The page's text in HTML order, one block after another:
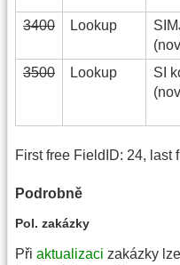
3400 Lookup
3500 Lookup
SI
First free FieldID: 24, last
Podrobně
Pol. zakázky
Při aktualizaci zakázky